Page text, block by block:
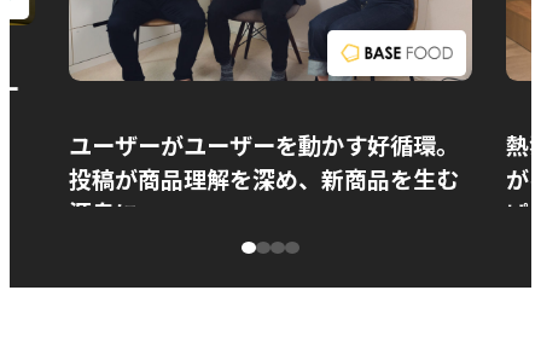
ユーザーがユーザーを動かす好循環。
投稿が商品理解を深め、新商品を生む
源泉に
熱
が
ぱ